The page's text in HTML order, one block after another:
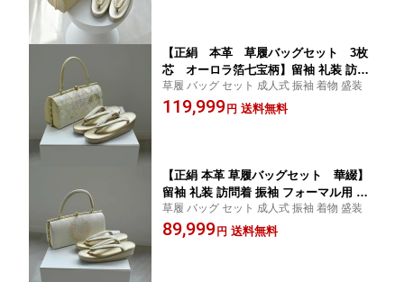
【正絹 本革 草履バッグセット 3枚
芯 オーロラ箔七宝柄】留袖 礼装 訪問
着 振袖 フォーマル用 金銀 ゴールド シ
ルバー 着物 和装 レディース 結婚式 成
草履 バッグ セット 成人式 振袖 着物 盛装
119,999 円 送料無料
【正絹 本革 草履バッグセット 華綴】
留袖 礼装 訪問着 振袖 フォーマル用 金
銀 ゴールド シルバー 着物 和装 レディ
ース 結婚式 成人式 入学式 卒業式 上品
草履 バッグ セット 成人式 振袖 着物 盛装
89,999 円 送料無料